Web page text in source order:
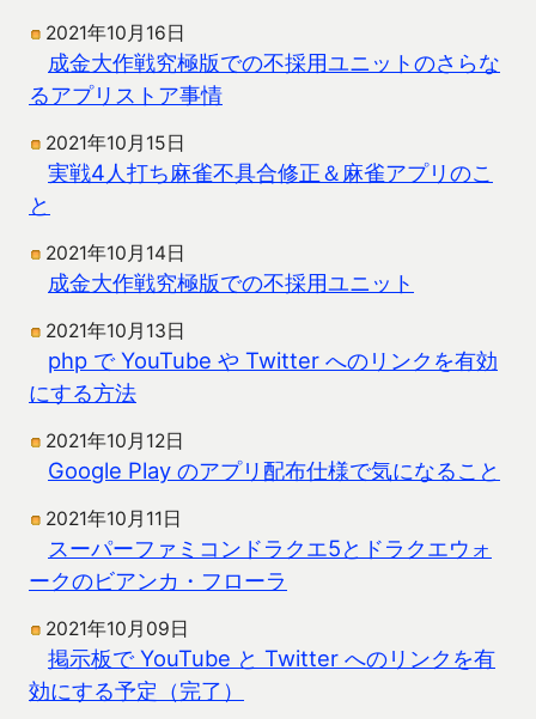
2021年10月16日
成金大作戦究極版での不採用ユニットのさらな
るアプリストア事情
2021年10月15日
実戦4人打ち麻雀不具合修正＆麻雀アプリのこ
と
2021年10月14日
成金大作戦究極版での不採用ユニット
2021年10月13日
php で YouTube や Twitter へのリンクを有効
にする方法
2021年10月12日
Google Play のアプリ配布仕様で気になること
2021年10月11日
スーパーファミコンドラクエ5とドラクエウォ
ークのビアンカ・フローラ
2021年10月09日
掲示板で YouTube と Twitter へのリンクを有
効にする予定（完了）